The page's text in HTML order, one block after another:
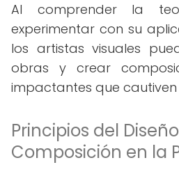
Al comprender la
experimentar con su
los artistas visuales
obras y crear
impactantes que
Principios del
Composición en la